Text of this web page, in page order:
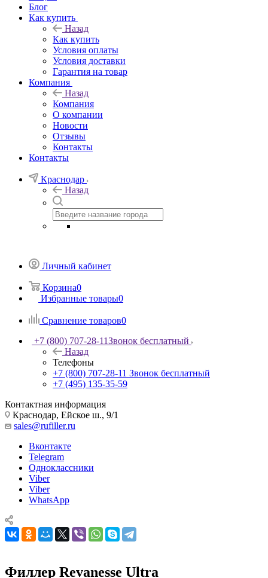
Блог
Как купить
Назад
Как купить
Условия оплаты
Условия доставки
Гарантия на товар
Компания
Назад
Компания
О компании
Новости
Отзывы
Контакты
Контакты
Краснодар
Назад
Личный кабинет
Корзина0
Избранные товары0
Сравнение товаров0
+7 (800) 707-28-11Звонок бесплатный
Назад
Телефоны
+7 (800) 707-28-11 Звонок бесплатный
+7 (495) 135-35-59
Контактная информация
Краснодар, Ейское ш., 9/1
sales@rufiller.ru
Вконтакте
Telegram
Одноклассники
Viber
Viber
WhatsApp
Филлер Revanesse Ultra